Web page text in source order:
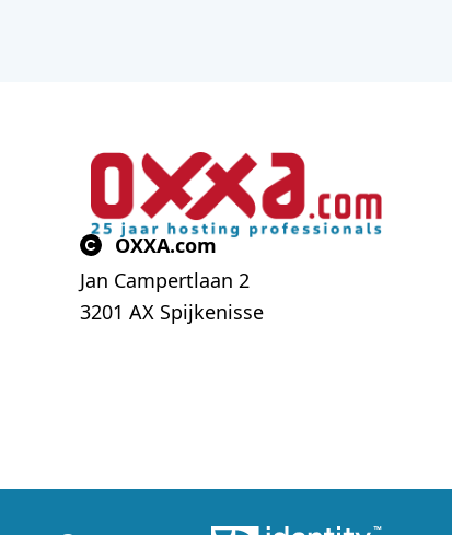
OXXA.com
Jan Campertlaan 2
3201 AX Spijkenisse